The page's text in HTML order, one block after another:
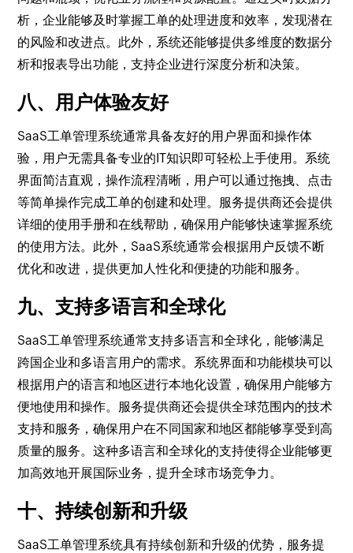
析，企业能够及时掌握工单的处理进度和效率，发现潜在
的风险和改进点。此外，系统还能够提供多维度的数据分
析和报表导出功能，支持企业进行深度分析和决策。
八、用户体验友好
SaaS工单管理系统通常具备友好的用户界面和操作体
验，用户无需具备专业的IT知识即可轻松上手使用。系统
界面简洁直观，操作流程清晰，用户可以通过拖拽、点击
等简单操作完成工单的创建和处理。服务提供商还会提供
详细的使用手册和在线帮助，确保用户能够快速掌握系统
的使用方法。此外，SaaS系统通常会根据用户反馈不断
优化和改进，提供更加人性化和便捷的功能和服务。
九、支持多语言和全球化
SaaS工单管理系统通常支持多语言和全球化，能够满足
跨国企业和多语言用户的需求。系统界面和功能模块可以
根据用户的语言和地区进行本地化设置，确保用户能够方
便地使用和操作。服务提供商还会提供全球范围内的技术
支持和服务，确保用户在不同国家和地区都能够享受到高
质量的服务。这种多语言和全球化的支持使得企业能够更
加高效地开展国际业务，提升全球市场竞争力。
十、持续创新和升级
SaaS工单管理系统具有持续创新和升级的优势，服务提